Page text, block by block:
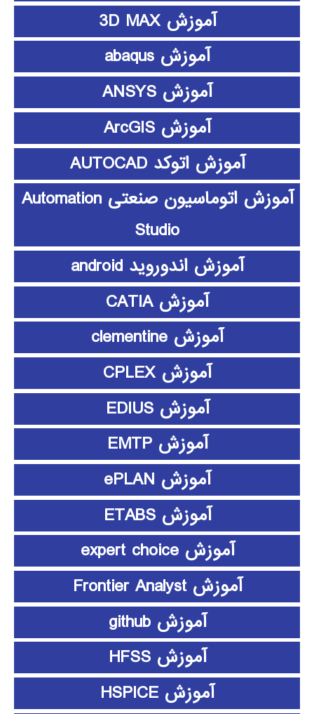
آموزش 3D MAX
آموزش abaqus
آموزش ANSYS
آموزش ArcGIS
آموزش اتوکد AUTOCAD
آموزش اتوماسیون صنعتی Automation
Studio
آموزش اندوروید android
آموزش CATIA
آموزش clementine
آموزش CPLEX
آموزش EDIUS
آموزش EMTP
آموزش ePLAN
آموزش ETABS
آموزش expert choice
آموزش Frontier Analyst
آموزش github
آموزش HFSS
آموزش HSPICE